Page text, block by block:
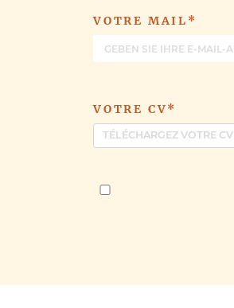
VOTRE MAIL*
VOTRE CV*
TÉLÉCHARGEZ VOTRE CV